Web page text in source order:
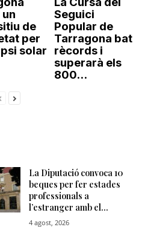
de
per
solar
Seguici
Popular de
Tarragona bat
rècords i
superarà els
800...